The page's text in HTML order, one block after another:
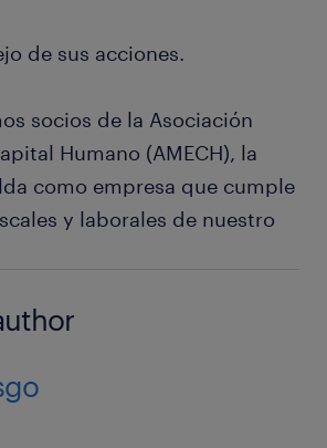
de sus acciones.
socios de la Asociación
Humano (AMECH), la
como empresa que cumple
y laborales de nuestro